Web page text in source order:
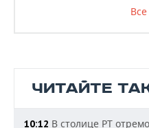
ЧИТАЙТЕ
10:12 В столице РТ